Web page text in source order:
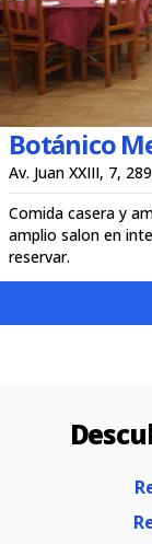
Botánico
Av. Juan XXIII, 7,
Comida casera y
amplio salon en
reservar.